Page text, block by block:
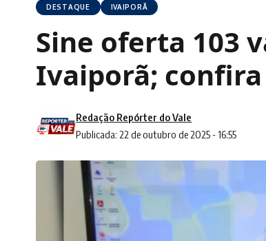
DESTAQUE IVAIPORÃ
Sine oferta 103
Ivaiporã; confira
Publicada: 22 de outubro de 2025 - 16:55
Redação Repórter do Vale